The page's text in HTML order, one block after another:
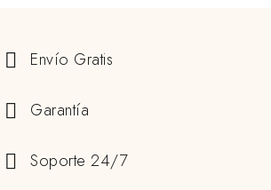
Envío Gratis
Garantía
Soporte 24/7